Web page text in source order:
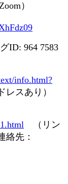
）
ID: 964 7583
info.html?
レスあり）
（リン
先：